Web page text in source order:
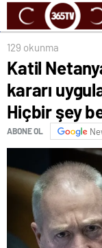
durduramaz!
129 okunma
Katil
kararı
Hiçbir şey
ABONE OL